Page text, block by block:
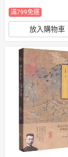
滿799免運
放入購物車